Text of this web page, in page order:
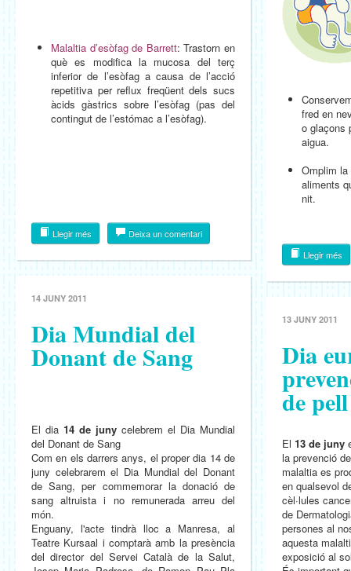
Malaltia d’esòfag de Barrett: Trastorn en
què es modifica la mucosa del terç
inferior de l’esòfag a causa de l’acció
repetitiva per reflux freqüent dels sucs
àcids gàstrics sobre l’esòfag (pas del
contingut de l’estómac a l’esòfag).
Llegir més Deixa un comentari
14 JUNY 2011
Dia Mundial del
Donant de Sang
El dia 14 de juny celebrem el Dia Mundial
del Donant de Sang
Com en els darrers anys, el proper dia 14 de
juny celebrarem el Dia Mundial del Donant
de Sang, per commemorar la donació de
sang altruista i no remunerada arreu del
món.
Enguany, l'acte tindrà lloc a Manresa, al
Teatre Kursaal i comptarà amb la presència
del director del Servei Català de la Salut,
fred en
o glaçons
aigua.
Omplim la
aliments
nit.
Llegir més
13 JUNY 2011
Dia
de pell
El 13 de juny
la prevenció
malaltia es
en qualsevol
cèl·lules
de
persones al
aquesta
exposició al